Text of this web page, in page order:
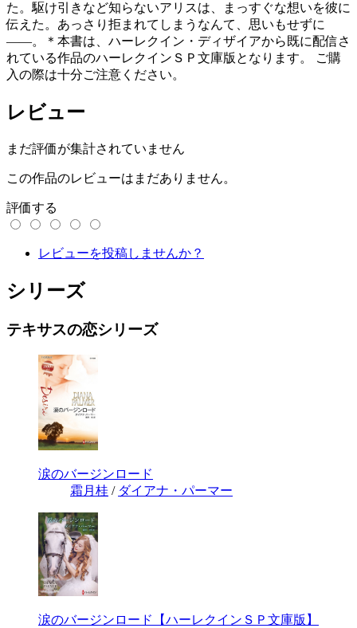
た。駆け引きなど知らないアリスは、まっすぐな想いを彼に
伝えた。あっさり拒まれてしまうなんて、思いもせずに
――。＊本書は、ハーレクイン・ディザイアから既に配信さ
れている作品のハーレクインＳＰ文庫版となります。 ご購
入の際は十分ご注意ください。
レビュー
まだ評価が集計されていません
この作品のレビューはまだありません。
評価する
レビューを投稿しませんか？
シリーズ
テキサスの恋シリーズ
涙のバージンロード
霜月桂 / ダイアナ・パーマー
涙のバージンロード【ハーレクインＳＰ文庫版】